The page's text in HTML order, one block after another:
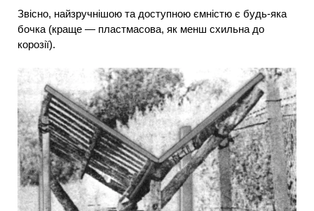
Звісно, найзручнішою та доступною ємністю є будь-яка
бочка (краще — пластмасова, як менш схильна до
корозії).